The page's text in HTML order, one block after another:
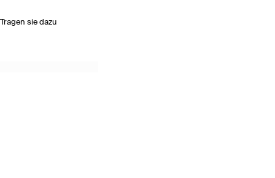
Tragen sie dazu